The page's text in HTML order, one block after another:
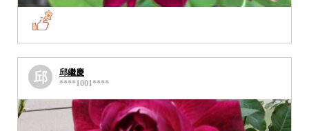
邱
邱繼慶
****1001****